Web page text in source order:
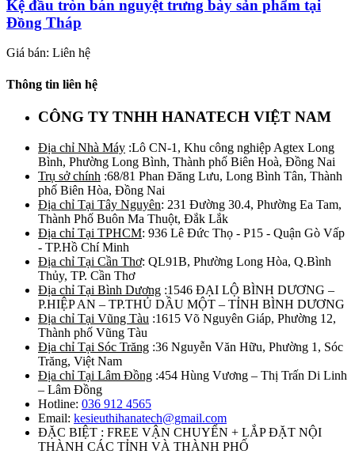
Kệ đầu tròn bán nguyệt trưng bày sản phẩm tại
Đồng Tháp
Giá bán: Liên hệ
Thông tin liên hệ
CÔNG TY TNHH HANATECH VIỆT NAM
Địa chỉ Nhà Máy :Lô CN-1, Khu công nghiệp Agtex Long
Bình, Phường Long Bình, Thành phố Biên Hoà, Đồng Nai
Trụ sở chính :68/81 Phan Đăng Lưu, Long Bình Tân, Thành
phố Biên Hòa, Đồng Nai
Địa chỉ Tại Tây Nguyên: 231 Đường 30.4, Phường Ea Tam,
Thành Phố Buôn Ma Thuột, Đắk Lắk
Địa chỉ Tại TPHCM: 936 Lê Đức Thọ - P15 - Quận Gò Vấp
- TP.Hồ Chí Minh
Địa chỉ Tại Cần Thơ: QL91B, Phường Long Hòa, Q.Bình
Thủy, TP. Cần Thơ
Địa chỉ Tại Bình Dương :1546 ĐẠI LỘ BÌNH DƯƠNG –
P.HIỆP AN – TP.THỦ DẦU MỘT – TỈNH BÌNH DƯƠNG
Địa chỉ Tại Vũng Tàu :1615 Võ Nguyên Giáp, Phường 12,
Thành phố Vũng Tàu
Địa chỉ Tại Sóc Trăng :36 Nguyễn Văn Hữu, Phường 1, Sóc
Trăng, Việt Nam
Địa chỉ Tại Lâm Đồng :454 Hùng Vương – Thị Trấn Di Linh
– Lâm Đồng
Hotline: 036 912 4565
Email: kesieuthihanatech@gmail.com
ĐẶC BIỆT : FREE VẬN CHUYỂN + LẮP ĐẶT NỘI
THÀNH CÁC TỈNH VÀ THÀNH PHỐ